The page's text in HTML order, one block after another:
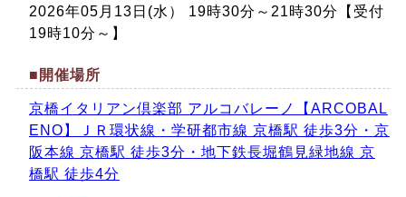
2026年05月13日(水） 19時30分～21時30分【受付
19時10分～】
■開催場所
京橋イタリアン倶楽部 アルコバレーノ【ARCOBAL
ENO】ＪＲ環状線・学研都市線 京橋駅 徒歩3分・京
阪本線 京橋駅 徒歩3分・地下鉄長堀鶴見緑地線 京
橋駅 徒歩4分